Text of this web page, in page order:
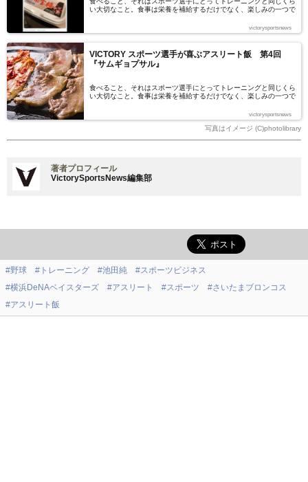
い大切なこと。食事は栄養を補給するだけでなく、楽しみの一つで
victorysportsnews
VICTORY スポーツ選手が喜ぶアスリート飯 第4回
『サムギョプサル』
食べること、それはスポーツ選手にとってトレーニングと同じくら
い大切なこと。食事は栄養を補給するだけでなく、楽しみの一つで
victorysportsnews
写真はイメージ (C)photolibrary
著者プロフィール
VictorySportsNews編集部
#野球 #トレーニング #池田純
#スポーツビジネス
#横浜DeNAベイスターズ
#アスリート #スポーツ
#さいたまブロンコス
#アスリート飯